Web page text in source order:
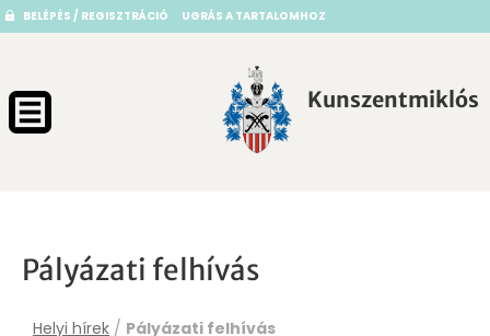
BELÉPÉS / REGISZTRÁCIÓ UGRÁS A TARTALOMHOZ
Kunszentmiklós
Pályázati felhívás
Helyi hírek / Pályázati felhívás